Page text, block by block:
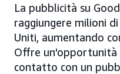
La pubblicità su
raggiungere milioni
Uniti, aumentando
Offre un'opportunità
contatto con un